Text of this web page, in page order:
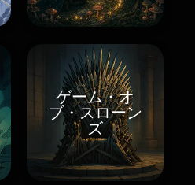
ゲーム・オ
ブ・スローン
ズ